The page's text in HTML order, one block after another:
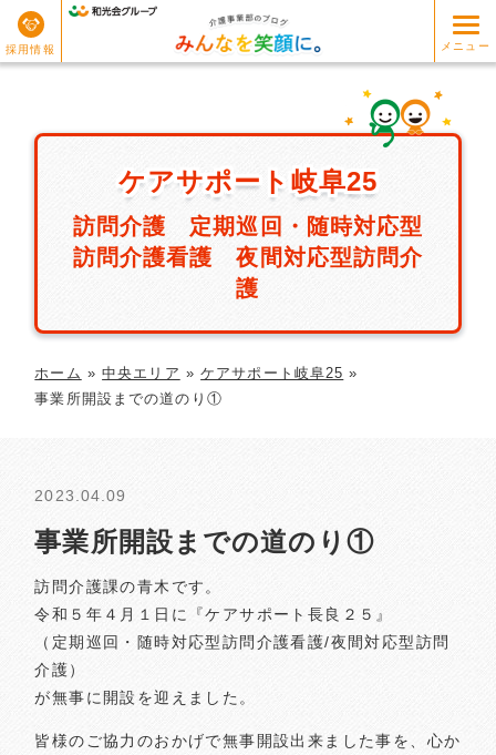
採用情報 メニュー
ケアサポート岐阜25
ケアサポート岐阜25
訪問介護 定期巡回・随時対応型
訪問介護看護 夜間対応型訪問介
護
ホーム »中央エリア »ケアサポート岐阜25 »
事業所開設までの道のり①
2023.04.09
事業所開設までの道のり①
訪問介護課の青木です。
令和５年４月１日に『ケアサポート長良２５』
（定期巡回・随時対応型訪問介護看護/夜間対応型訪問
介護）
が無事に開設を迎えました。
皆様のご協力のおかげで無事開設出来ました事を、心か